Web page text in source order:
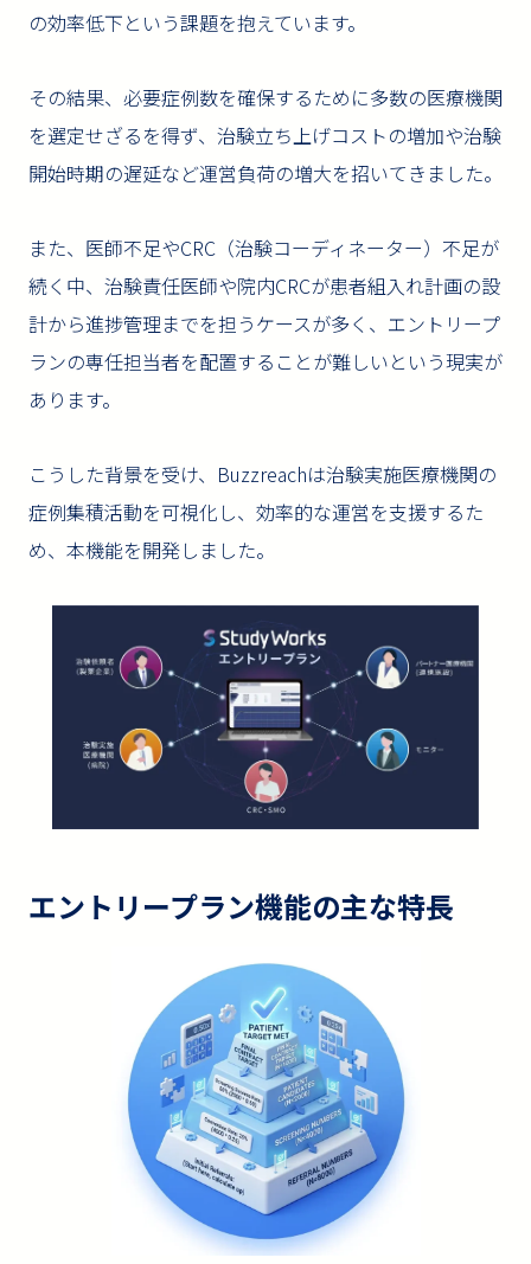
の効率低下という課題を抱えています。
その結果、必要症例数を確保するために多数の医療機関
を選定せざるを得ず、治験立ち上げコストの増加や治験
開始時期の遅延など運営負荷の増大を招いてきました。
また、医師不足やCRC（治験コーディネーター）不足が
続く中、治験責任医師や院内CRCが患者組入れ計画の設
計から進捗管理までを担うケースが多く、エントリープ
ランの専任担当者を配置することが難しいという現実が
あります。
こうした背景を受け、Buzzreachは治験実施医療機関の
症例集積活動を可視化し、効率的な運営を支援するた
め、本機能を開発しました。
エントリープラン機能の主な特長